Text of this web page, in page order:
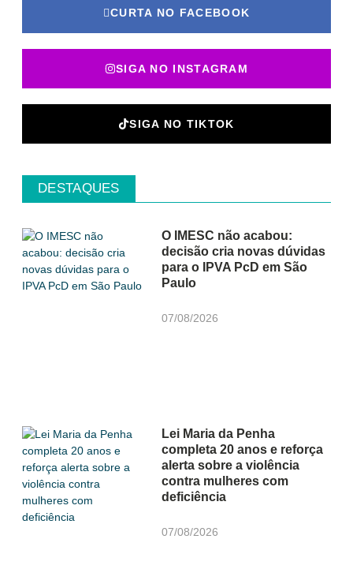
CURTA NO FACEBOOK
SIGA NO INSTAGRAM
SIGA NO TIKTOK
DESTAQUES
O IMESC não acabou:
decisão cria novas dúvidas
para o IPVA PcD em São
Paulo
07/08/2026
Lei Maria da Penha
completa 20 anos e reforça
alerta sobre a violência
contra mulheres com
deficiência
07/08/2026